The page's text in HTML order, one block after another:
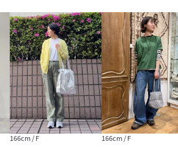
手洗い可
NV1272_60500206000
60500206000-7H-3B NV1272)
166cm / F 166cm / F